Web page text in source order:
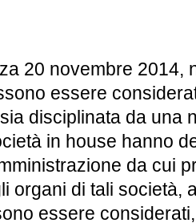
20 novembre
essere
disciplinata da
in house hanno
da cui
organi di tali
essere